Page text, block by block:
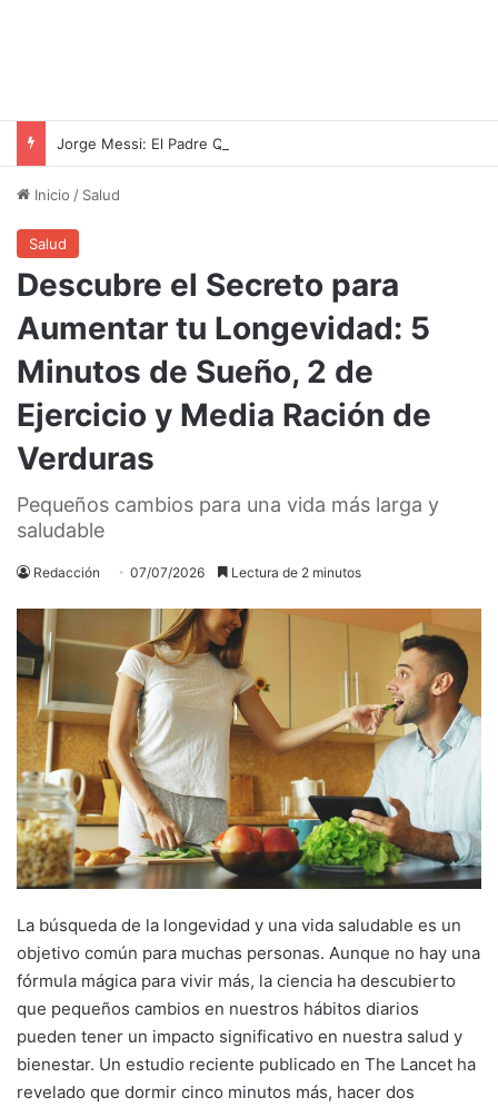
Jorge Messi: El Padre Que Forjó La Leyenda De Lionel
Inicio / Salud
Salud
Descubre el Secreto para
Aumentar tu Longevidad: 5
Minutos de Sueño, 2 de
Ejercicio y Media Ración de
Verduras
Pequeños cambios para una vida más larga y
saludable
Redacción 07/07/2026 Lectura de 2 minutos
La búsqueda de la longevidad y una vida saludable es un
objetivo común para muchas personas. Aunque no hay una
fórmula mágica para vivir más, la ciencia ha descubierto
que pequeños cambios en nuestros hábitos diarios
pueden tener un impacto significativo en nuestra salud y
bienestar. Un estudio reciente publicado en The Lancet ha
revelado que dormir cinco minutos más, hacer dos